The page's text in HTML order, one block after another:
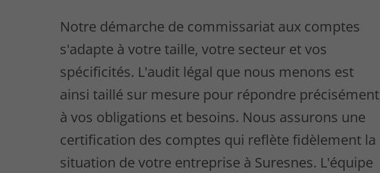
Notre démarche de commissariat aux comptes
s'adapte à votre taille, votre secteur et vos
spécificités. L'audit légal que nous menons est
ainsi taillé sur mesure pour répondre précisément
à vos obligations et besoins. Nous assurons une
certification des comptes qui reflète fidèlement la
situation de votre entreprise à Suresnes. L'équipe